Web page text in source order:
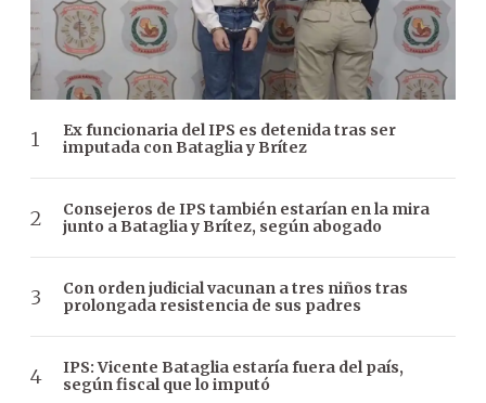
Ex funcionaria del IPS es detenida tras ser
imputada con Bataglia y Brítez
Consejeros de IPS también estarían en la mira
junto a Bataglia y Brítez, según abogado
Con orden judicial vacunan a tres niños tras
prolongada resistencia de sus padres
IPS: Vicente Bataglia estaría fuera del país,
según fiscal que lo imputó